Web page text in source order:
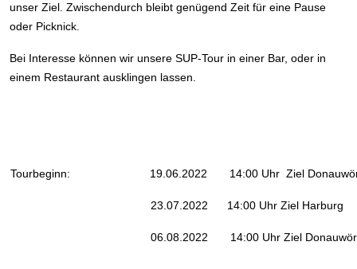
unser Ziel. Zwischendurch bleibt genügend Zeit für eine Pause
oder Picknick.
Bei Interesse können wir unsere SUP-Tour in einer Bar, oder in
einem Restaurant ausklingen lassen.
Tourbeginn: 19 .06.2022 14:00 Uhr Ziel
23.07.2022 14:00 Uhr Ziel Harburg
06.08.2022 14:00 Uhr Ziel